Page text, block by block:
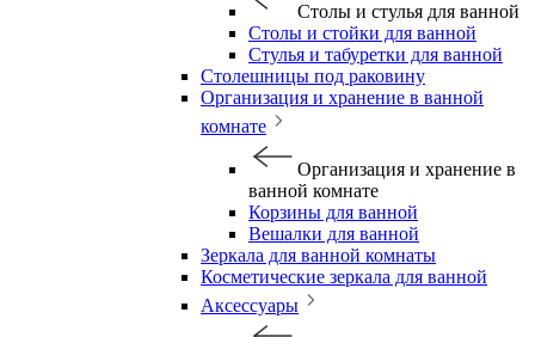
Столы и стулья для ванной
Столы и стойки для ванной
Стулья и табуретки для ванной
Столешницы под раковину
Организация и хранение в ванной
комнате
Организация и хранение в
ванной комнате
Корзины для ванной
Вешалки для ванной
Зеркала для ванной комнаты
Косметические зеркала для ванной
Аксессуары